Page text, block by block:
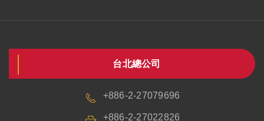
台北總公司
+886-2-27079696
+886-2-27022826